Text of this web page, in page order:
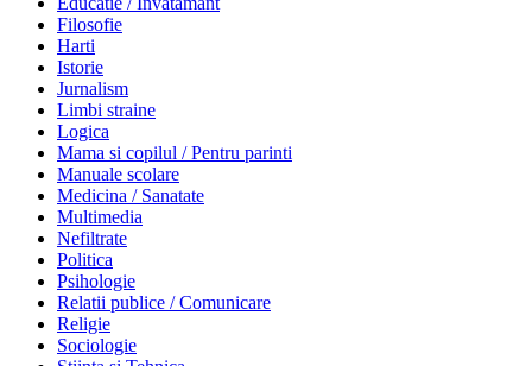
Filosofie
Harti
Istorie
Jurnalism
Limbi straine
Logica
Mama si copilul / Pentru parinti
Manuale scolare
Medicina / Sanatate
Multimedia
Nefiltrate
Politica
Psihologie
Relatii publice / Comunicare
Religie
Sociologie